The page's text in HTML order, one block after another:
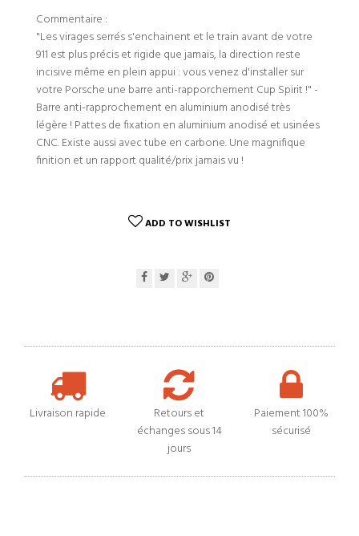
Commentaire :
"Les virages serrés s'enchainent et le train avant de votre
911 est plus précis et rigide que jamais, la direction reste
incisive même en plein appui : vous venez d'installer sur
votre Porsche une barre anti-rapporchement Cup Spirit !" -
Barre anti-rapprochement en aluminium anodisé très
légère ! Pattes de fixation en aluminium anodisé et usinées
CNC. Existe aussi avec tube en carbone. Une magnifique
finition et un rapport qualité/prix jamais vu !
ADD TO WISHLIST
Livraison rapide
Retours et
échanges sous 14
jours
Paiement 100%
sécurisé